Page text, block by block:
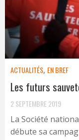
ACTUALITÉS, EN BREF
Les futurs
2 SEPTEMBRE 2019
La Société
débute sa